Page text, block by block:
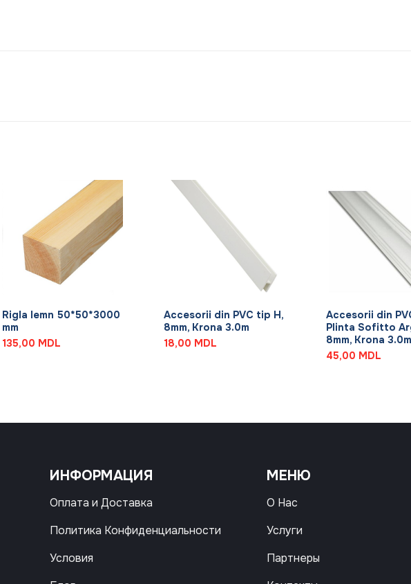
Rigla lemn 50*50*3000
mm
135,00 MDL
Accesorii din PVC tip H,
8mm, Krona 3.0m
18,00 MDL
Accesorii din
Plinta Sofitto
8mm, Krona 3.0m
45,00 MDL
ИНФОРМАЦИЯ
Оплата и Доставка
Политика Конфиденциальности
Условия
МЕНЮ
О Нас
Услуги
Партнеры